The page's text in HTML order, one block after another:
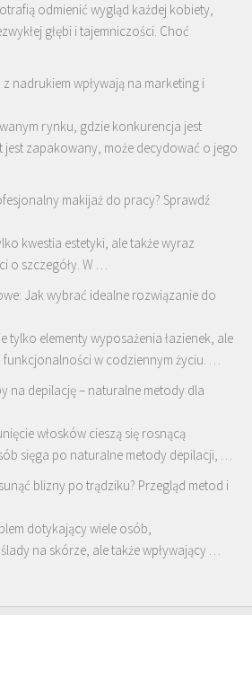
odmienić wygląd każdej kobiety,
głębi i tajemniczości. Choć
nadrukiem wpływają na marketing i
rynku, gdzie konkurencja jest
zapakowany, może decydować o jego
makijaż do pracy? Sprawdź
kwestia estetyki, ale także wyraz
o szczegóły. W …
Jak wybrać idealne rozwiązanie do
tylko elementy wyposażenia łazienek, ale
w codziennym życiu. …
na depilację – naturalne metody dla
włosków cieszą się rosnącą
sięga po naturalne metody depilacji, …
blizny po trądziku? Przegląd metod i
dotykający wiele osób,
na skórze, ale także wpływający …